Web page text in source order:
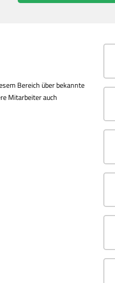
Bereich über bekannte
Mitarbeiter auch